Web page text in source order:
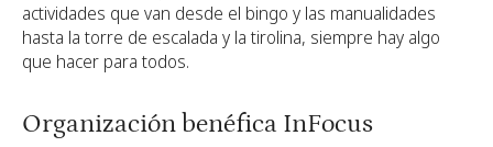
actividades que van desde el bingo y las manualidades
hasta la torre de escalada y la tirolina, siempre hay algo
que hacer para todos.
Organización benéfica InFocus